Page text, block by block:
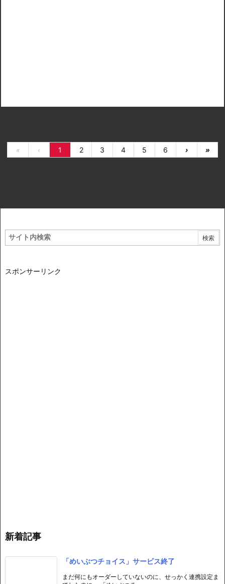
« ‹ 1 2 3 4 5 6 › »
スポンサーリンク
新着記事
「めいぶつチョイス」サービス終了
まだ何にもオーダーしていないのに、せっかく連携設定ま